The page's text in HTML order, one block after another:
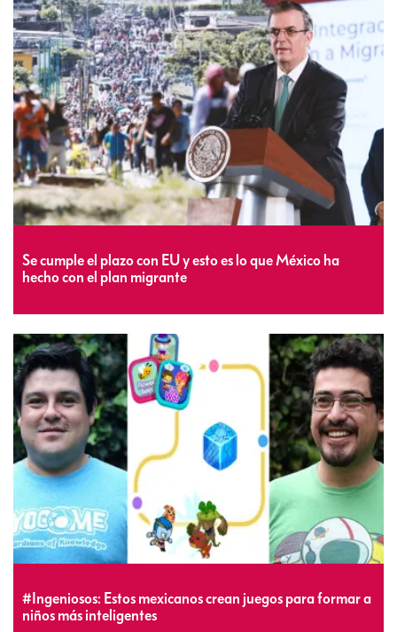
Se cumple el plazo con EU y esto es lo que México ha
hecho con el plan migrante
#Ingeniosos: Estos mexicanos crean juegos para formar a
niños más inteligentes